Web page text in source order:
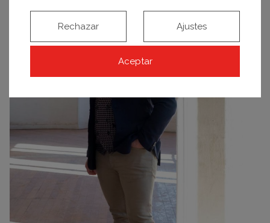
Aceptar
Rechazar Ajustes